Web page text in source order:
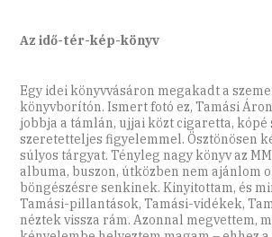
Az idő-tér-kép-könyv
Egy idei könyvvásáron megakadt a
könyvborítón. Ismert fotó ez, Tamási
jobbja a támlán, ujjai közt cigaretta, kópé
szeretetteljes figyelemmel. Ösztönösen
súlyos tárgyat. Tényleg nagy könyv az
albuma, buszon, útközben nem ajánlom
böngészésre senkinek. Kinyitottam, és
Tamási-pillantások, Tamási-vidékek,
néztek vissza rám. Azonnal megvettem,